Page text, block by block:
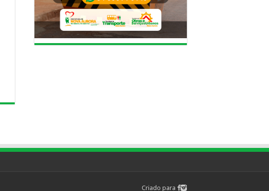
Criado para